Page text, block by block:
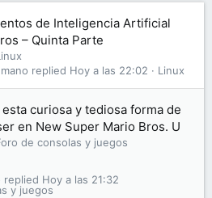
de Inteligencia Artificial
– Quinta Parte
Linux
Hoy a las 22:02
curiosa y tediosa forma de
en New Super Mario Bros. U
de consolas y juegos
y juegos
Hoy a las 21:32